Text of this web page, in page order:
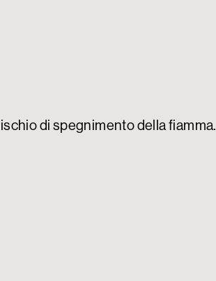
di spegnimento della fiamma.